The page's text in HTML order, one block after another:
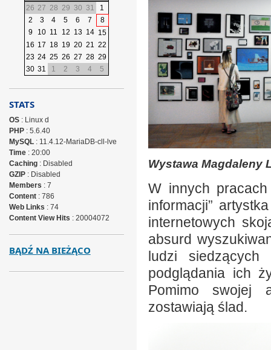
Wystawa Magdaleny
W innych
informacji”
internetowych
absurd
ludzi siedzących
podglądania ich
Pomimo swojej
zostawiają ślad.
26 27 28 29 30 31
1
2
3 4 5 6 7
8
9
10 11 12 13 14 15
16 17 18 19 20 21 22
23 24 25 26 27 28 29
30 31 1 2 3 4 5
STATS
OS: Linux d
PHP: 5.6.40
MySQL: 11.4.12-MariaDB-cll-lve
Time: 20:00
Caching: Disabled
GZIP: Disabled
Members : 7
Content: 786
Web Links : 74
Content View Hits : 20004072
BĄDŹ NA BIEŻĄCO